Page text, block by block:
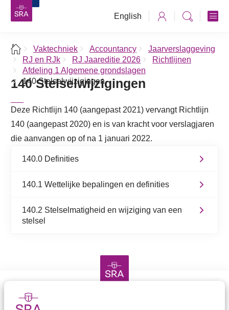
English
Vaktechniek Accountancy
Jaarverslaggeving
RJ en RJk
RJ Jaareditie 2026
Richtlijnen
Afdeling 1 Algemene grondslagen
140 Stelselwijzigingen
140 Stelselwijzigingen
Deze Richtlijn 140 (aangepast 2021) vervangt Richtlijn
140 (aangepast 2020) en is van kracht voor verslagjaren
die aanvangen op of na 1 januari 2022.
140.0 Definities
140.1 Wettelijke bepalingen en definities
140.2 Stelselmatigheid en wijziging van een
stelsel
Direct naar